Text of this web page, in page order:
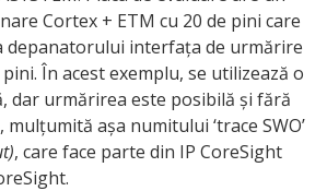
Cortex + ETM cu 20 de pini care
depanatorului interfața de urmărire
În acest exemplu, se utilizează o
dar urmărirea este posibilă și fără
așa numitului ‘trace SWO’
, care face parte din IP CoreSight